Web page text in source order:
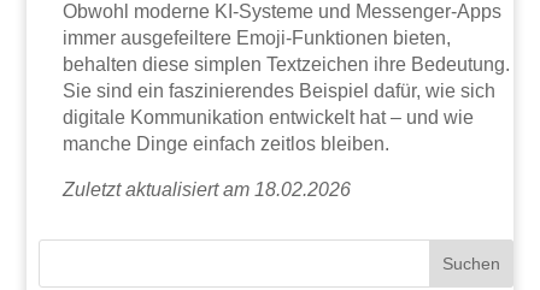
Obwohl moderne KI-Systeme und Messenger-Apps
immer ausgefeiltere Emoji-Funktionen bieten,
behalten diese simplen Textzeichen ihre Bedeutung.
Sie sind ein faszinierendes Beispiel dafür, wie sich
digitale Kommunikation entwickelt hat – und wie
manche Dinge einfach zeitlos bleiben.
Zuletzt aktualisiert am 18.02.2026